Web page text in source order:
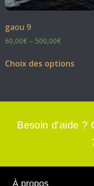
gaou 9
60,00€ – 500,00€
Choix des options
Besoin d'aide ?
À propos